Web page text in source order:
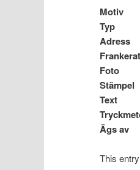
Motiv
Typ
Adress
Frankerat
Foto
Stämpel
Text
Ägs av
This